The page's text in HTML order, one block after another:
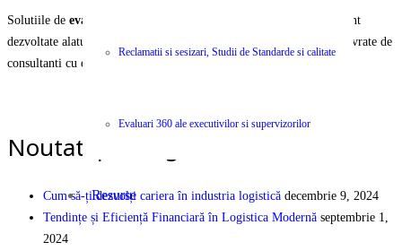
Reclamatii si sesizari, Studii de Standarde si calitate
Evaluari 360 ale executivilor si supervizorilor
Resurse
Solutiile de evaluare, instruire, ajustare si operare
a activitatii sunt
dezvoltate alaturi de parteneri internationali recunoscuti si va sunt livrate de
consultanti cu experienta si expertiza certificata.
Noutati pe Blog
Cum să-ți dezvolți cariera în industria logistică decembrie 9, 2024
Tendințe și Eficiență Financiară în Logistica Modernă septembrie 1,
2024